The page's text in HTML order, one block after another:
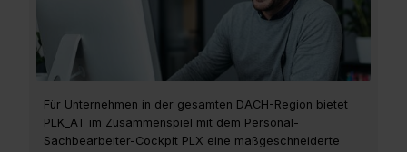
Für Unternehmen in der gesamten DACH-Region bietet
PLK_AT im Zusammenspiel mit dem Personal-
Sachbearbeiter-Cockpit PLX eine maßgeschneiderte